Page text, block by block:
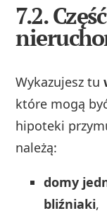
7.2.
Wykazujesz tu
które mogą
hipoteki
należą:
domy
bliźniaki,